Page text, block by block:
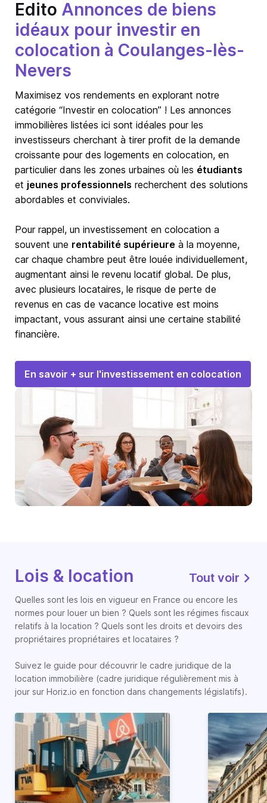
Edito Annonces de biens
idéaux pour investir en
colocation à Coulanges-lès-
Nevers
Maximisez vos rendements en explorant notre
catégorie “Investir en colocation” ! Les annonces
immobilières listées ici sont idéales pour les
investisseurs cherchant à tirer profit de la demande
croissante pour des logements en colocation, en
particulier dans les zones urbaines où les étudiants
et jeunes professionnels recherchent des solutions
abordables et conviviales.
Pour rappel, un investissement en colocation a
souvent une rentabilité supérieure à la moyenne,
car chaque chambre peut être louée individuellement,
augmentant ainsi le revenu locatif global. De plus,
avec plusieurs locataires, le risque de perte de
revenus en cas de vacance locative est moins
impactant, vous assurant ainsi une certaine stabilité
financière.
En savoir + sur l'investissement en colocation
Lois & location Tout voir
Quelles sont les lois en vigueur en France ou encore les
normes pour louer un bien ? Quels sont les régimes fiscaux
relatifs à la location ? Quels sont les droits et devoirs des
propriétaires propriétaires et locataires ?
Suivez le guide pour découvrir le cadre juridique de la
location immobilière (cadre juridique régulièrement mis à
jour sur Horiz.io en fonction dans changements législatifs).